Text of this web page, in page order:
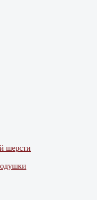
шерсти